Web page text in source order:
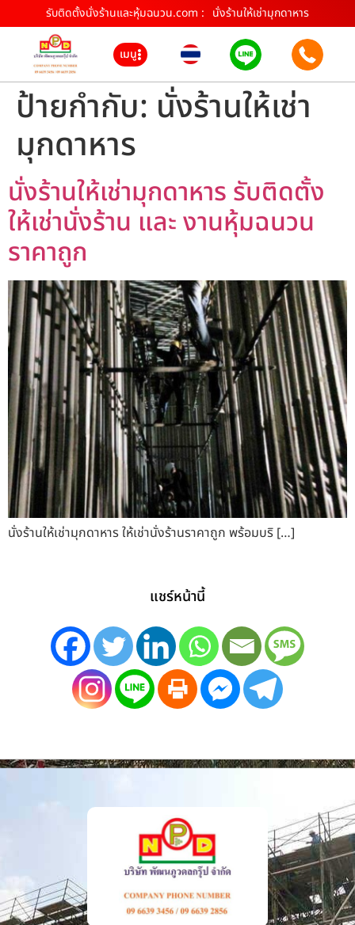
รับติดตั้งนั่งร้านและหุ้มฉนวน.com : นั่งร้านให้เช่ามุกดาหาร
เมนู
ป้ายกำกับ: นั่งร้านให้เช่า
มุกดาหาร
นั่งร้านให้เช่ามุกดาหาร รับติดตั้ง
ให้เช่านั่งร้าน และ งานหุ้มฉนวน
ราคาถูก
นั่งร้านให้เช่ามุกดาหาร ให้เช่านั่งร้านราคาถูก พร้อมบริ […]
แชร์หน้านี้